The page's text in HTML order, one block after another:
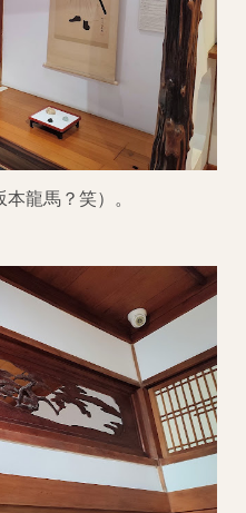
龍馬？笑）。